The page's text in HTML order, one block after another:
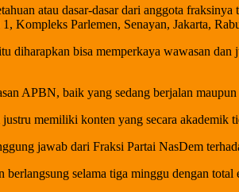
atau dasar-dasar dari anggota
Kompleks Parlemen, Senayan, Jakarta,
diharapkan bisa memperkaya wawasan
APBN, baik yang sedang berjalan
memiliki konten yang secara
jawab dari Fraksi Partai NasDem
selama tiga minggu dengan total